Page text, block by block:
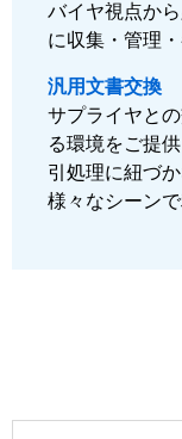
バイヤ視点か
に収集・管理
汎用文書交換
サプライヤと
る環境をご提
引処理に紐づ
様々なシーンで